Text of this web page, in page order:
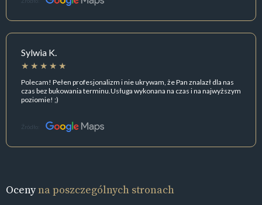
Sylwia K.
Polecam! Pełen profesjonalizm i nie ukrywam, że Pan znalazł dla nas
czas bez bukowania terminu.Usługa wykonana na czas i na najwyższym
poziomie! ;)
Źródło:
Ocenyna poszczególnych stronach